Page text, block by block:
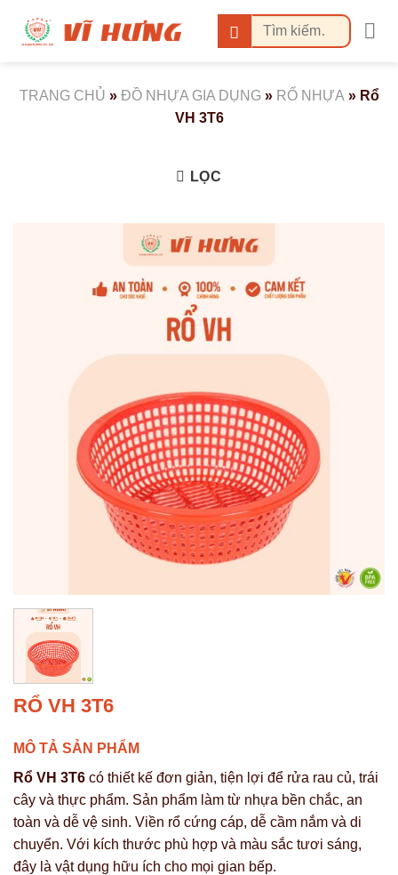
Tìm
kiếm:
TRANG CHỦ » ĐỒ NHỰA GIA DỤNG» RỔ NHỰA » Rổ
VH 3T6
LỌC
RỔ VH 3T6
MÔ TẢ SẢN PHẨM
Rổ VH 3T6 có thiết kế đơn giản, tiện lợi để rửa rau củ, trái
cây và thực phẩm. Sản phẩm làm từ nhựa bền chắc, an
toàn và dễ vệ sinh. Viền rổ cứng cáp, dễ cầm nắm và di
chuyển. Với kích thước phù hợp và màu sắc tươi sáng,
đây là vật dụng hữu ích cho mọi gian bếp.